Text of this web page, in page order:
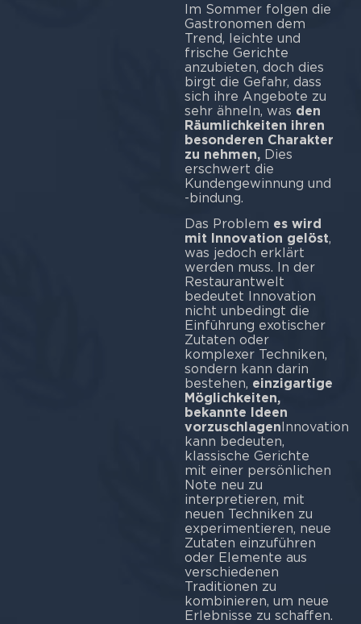
Im Sommer folgen die
Gastronomen dem
Trend, leichte und
frische Gerichte
anzubieten, doch dies
birgt die Gefahr, dass
sich ihre Angebote zu
sehr ähneln, was den
Räumlichkeiten ihren
besonderen Charakter
zu nehmen,Dies
erschwert die
Kundengewinnung und
-bindung.
Das Problem es wird
mit Innovation gelöst,
was jedoch erklärt
werden muss. In der
Restaurantwelt
bedeutet Innovation
nicht unbedingt die
Einführung exotischer
Zutaten oder
komplexer Techniken,
sondern kann darin
bestehen, einzigartige
Möglichkeiten,
bekannte Ideen
vorzuschlagenInnovation
kann bedeuten,
klassische Gerichte
mit einer persönlichen
Note neu zu
interpretieren, mit
neuen Techniken zu
experimentieren, neue
Zutaten einzuführen
oder Elemente aus
verschiedenen
Traditionen zu
kombinieren, um neue
Erlebnisse zu schaffen.